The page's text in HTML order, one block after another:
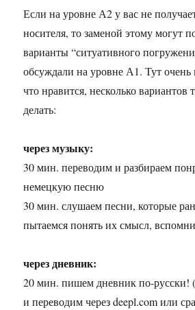
Если на уровне А2 у вас не
носителя, то заменой этому могут
варианты “ситуативного
обсуждали на уровне А1. Тут очень
что нравится, несколько вариантов
делать:
через музыку:
30 мин. переводим и разбираем
немецкую песню
30 мин. слушаем песни, которые
пытаемся понять их смысл,
через дневник:
20 мин. пишем дневник по-русски!
и переводим через deepl.com или